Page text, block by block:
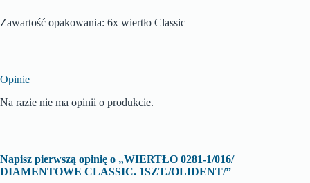
Zawartość opakowania: 6x wiertło Classic
Opinie
Na razie nie ma opinii o produkcie.
Napisz pierwszą opinię o „WIERTŁO 0281-1/016/
DIAMENTOWE CLASSIC. 1SZT./OLIDENT/”